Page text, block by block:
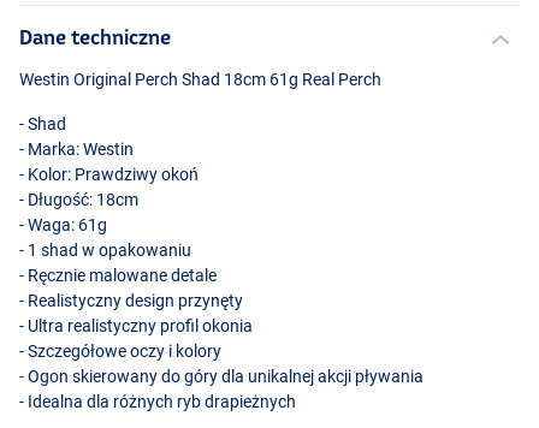
Dane techniczne
Westin Original Perch Shad 18cm 61g Real Perch
- Shad
- Marka: Westin
- Kolor: Prawdziwy okoń
- Długość: 18cm
- Waga: 61g
- 1 shad w opakowaniu
- Ręcznie malowane detale
- Realistyczny design przynęty
- Ultra realistyczny profil okonia
- Szczegółowe oczy i kolory
- Ogon skierowany do góry dla unikalnej akcji pływania
- Idealna dla różnych ryb drapieżnych